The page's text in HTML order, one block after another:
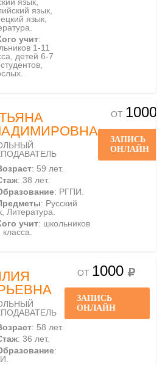
язык,
язык,
учит:
1-11
детей 6-7
: 59 лет.
: 38 лет.
: РГПИ.
: Русский
Литература.
учит: школьников
ОТ 1000
ЗАПИСЬ
ОНЛАЙН
: 58 лет.
: 36 лет.
:
ОТ 1000
ЗАПИСЬ
ОНЛАЙН